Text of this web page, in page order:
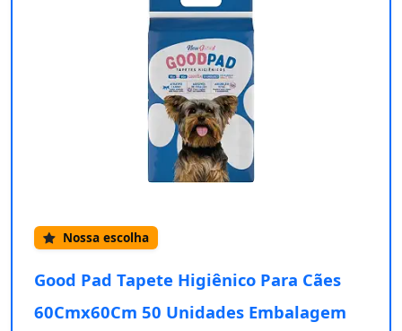
Nossa escolha
Good Pad Tapete Higiênico Para Cães
60Cmx60Cm 50 Unidades Embalagem